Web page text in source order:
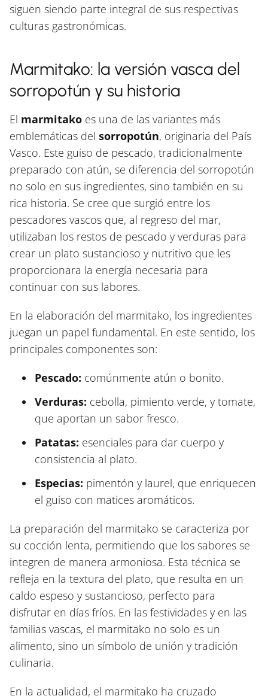
siguen siendo parte integral de sus respectivas
culturas gastronómicas.
Marmitako: la versión vasca del
sorropotún y su historia
El marmitako es una de las variantes más
emblemáticas del sorropotún, originaria del País
Vasco. Este guiso de pescado, tradicionalmente
preparado con atún, se diferencia del sorropotún
no solo en sus ingredientes, sino también en su
rica historia. Se cree que surgió entre los
pescadores vascos que, al regreso del mar,
utilizaban los restos de pescado y verduras para
crear un plato sustancioso y nutritivo que les
proporcionara la energía necesaria para
continuar con sus labores.
En la elaboración del marmitako, los ingredientes
juegan un papel fundamental. En este sentido, los
principales componentes son:
Pescado: comúnmente atún o bonito.
Verduras: cebolla, pimiento verde, y tomate,
que aportan un sabor fresco.
Patatas: esenciales para dar cuerpo y
consistencia al plato.
Especias: pimentón y laurel, que enriquecen
el guiso con matices aromáticos.
La preparación del marmitako se caracteriza por
su cocción lenta, permitiendo que los sabores se
integren de manera armoniosa. Esta técnica se
refleja en la textura del plato, que resulta en un
caldo espeso y sustancioso, perfecto para
disfrutar en días fríos. En las festividades y en las
familias vascas, el marmitako no solo es un
alimento, sino un símbolo de unión y tradición
culinaria.
En la actualidad, el marmitako ha cruzado